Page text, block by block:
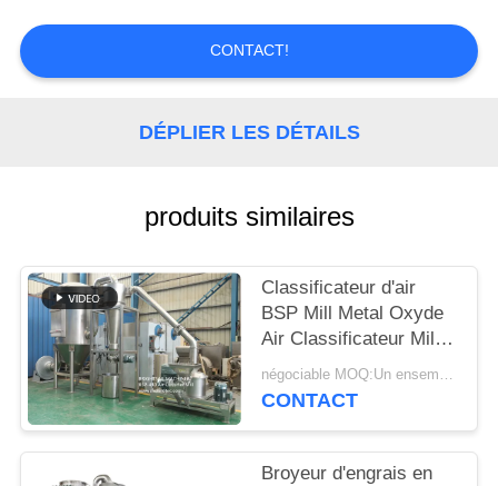
CONTACTEZ-
NOUS
NOUVELLES
PLAN
DU
SITE
PRIVACY
POLICY
CONTACT!
DÉPLIER LES DÉTAILS
produits similaires
Classificateur d'air
BSP Mill Metal Oxyde
Air Classificateur Mill
Mill Metal Oxyde ACM
GGRINder de
négociable MOQ:Un ensemble
CONTACT
Broyeur d'engrais en